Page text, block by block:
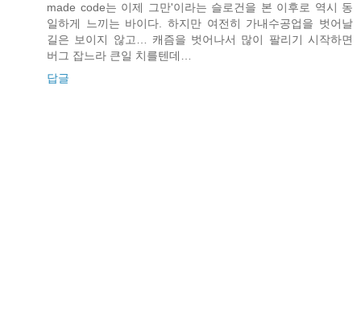
made code는 이제 그만'이라는 슬로건을 본 이후로 역시 동
일하게 느끼는 바이다. 하지만 여전히 가내수공업을 벗어날
길은 보이지 않고… 캐즘을 벗어나서 많이 팔리기 시작하면
버그 잡느라 큰일 치를텐데…
답글